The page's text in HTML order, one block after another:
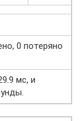
0 потеряно
мс, и